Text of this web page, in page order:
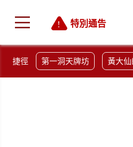
特別通告
捷徑 第一洞天牌坊 黃大